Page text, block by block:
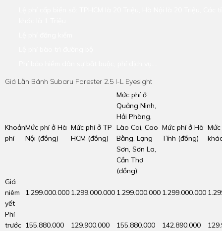
Giá Lăn Bánh Subaru Forester 2.5 I-L Eyesight
Khoản
phí
Mức phí ở Hà
Nội (đồng)
Mức phí ở TP
HCM (đồng)
Mức phí ở
Quảng Ninh,
Hải Phòng,
Lào Cai, Cao
Bằng, Lạng
Sơn, Sơn La,
Cần Thơ
(đồng)
Mức phí ở Hà
Tĩnh (đồng)
Giá
niêm
yết
1.299.000.000 1.299.000.000 1.299.000.000 1.299.000.000
Phí
trước 155.880.000 129.900.000 155.880.000 142.890.000